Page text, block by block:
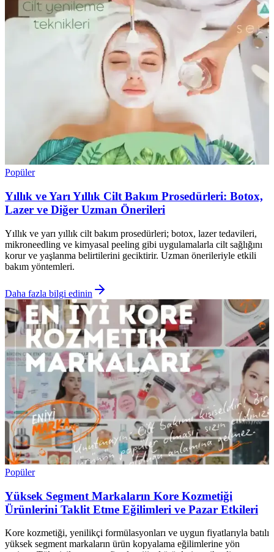
Popüler
Yıllık ve Yarı Yıllık Cilt Bakım Prosedürleri: Botox,
Lazer ve Diğer Uzman Önerileri
Yıllık ve yarı yıllık cilt bakım prosedürleri; botox, lazer tedavileri,
mikroneedling ve kimyasal peeling gibi uygulamalarla cilt sağlığını
korur ve yaşlanma belirtilerini geciktirir. Uzman önerileriyle etkili
bakım yöntemleri.
Daha fazla bilgi edinin
Popüler
Yüksek Segment Markaların Kore Kozmetiği
Ürünlerini Taklit Etme Eğilimleri ve Pazar Etkileri
Kore kozmetiği, yenilikçi formülasyonları ve uygun fiyatlarıyla batılı
yüksek segment markaların ürün kopyalama eğilimlerine yön